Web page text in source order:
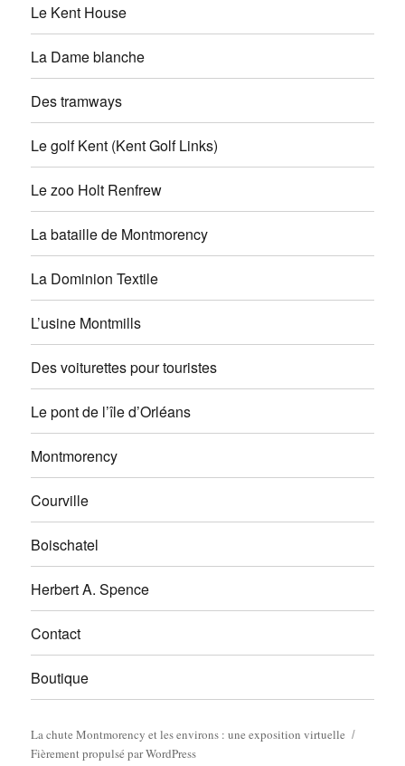
Le Kent House
La Dame blanche
Des tramways
Le golf Kent (Kent Golf Links)
Le zoo Holt Renfrew
La bataille de Montmorency
La Dominion Textile
L’usine Montmills
Des voiturettes pour touristes
Le pont de l’île d’Orléans
Montmorency
Courville
Boischatel
Herbert A. Spence
Contact
Boutique
La chute Montmorency et les environs : une exposition virtuelle
Fièrement propulsé par WordPress